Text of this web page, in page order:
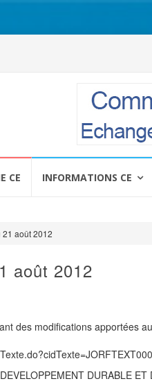
CE INFORMATIONS CE
21 août 2012
août 2012
des modifications apportées
DURABLE ET